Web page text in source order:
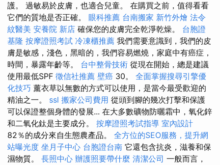
護。 過敏易於皮膚，也適合兒童。 在購買之前，值得看看
它們的質地是否正確。 眼科推薦 台南搬家 新竹外燴 法令
紋醫美 安養院 新店 確保您的皮膚完全乾淨乾燥。 台胞證
基隆 按摩證照考試 冷凍櫃推薦 我們需要意識到，我們的皮
膚是敏感，淺色，黑暗的，我們容易燃燒，家庭中有癌症，
時間，暴露年齡等。 台中整骨技術 從現在開始，總是建議
使用最低SPF 徵信社推薦 壁癌 30。 全面掌握搜尋引擎優
化技巧 薰衣草以無數的方式可以使用，是當今最受歡迎的
精油之一。 ssl 搬家公司費用 從頭到腳的幾次打擊和保護
可以保證整個身體的發展... 在大多數礦物防曬霜中，氧化鋅
和二氧化鈦是主要成分。 按摩證照考試指導 室內設計
82％的成分來自生態農產品。 全方位的SEO服務，提升網
站曝光度 坐月子中心 台胞證台南 它還包含抗炎，滋養和保
濕物質。 長照中心 辦護照要帶什麼 清潔公司 一般而言，